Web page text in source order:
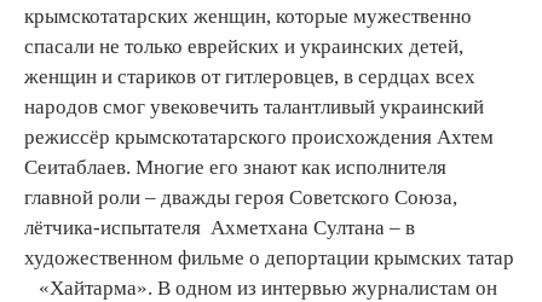
крымскотатарских женщин, которые мужественно
спасали не только еврейских и украинских детей,
женщин и стариков от гитлеровцев, в сердцах всех
народов смог увековечить талантливый украинский
режиссёр крымскотатарского происхождения Ахтем
Сеитаблаев. Многие его знают как исполнителя
главной роли – дважды героя Советского Союза,
лётчика-испытателя Ахметхана Султана – в
художественном фильме о депортации крымских татар
«Хайтарма». В одном из интервью журналистам он